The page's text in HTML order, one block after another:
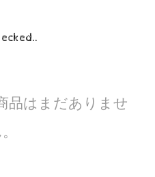
品はまだありませ